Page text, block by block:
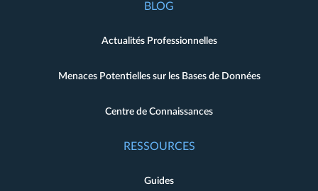
BLOG
Actualités Professionnelles
Menaces Potentielles sur les Bases de Données
Centre de Connaissances
RESSOURCES
Guides